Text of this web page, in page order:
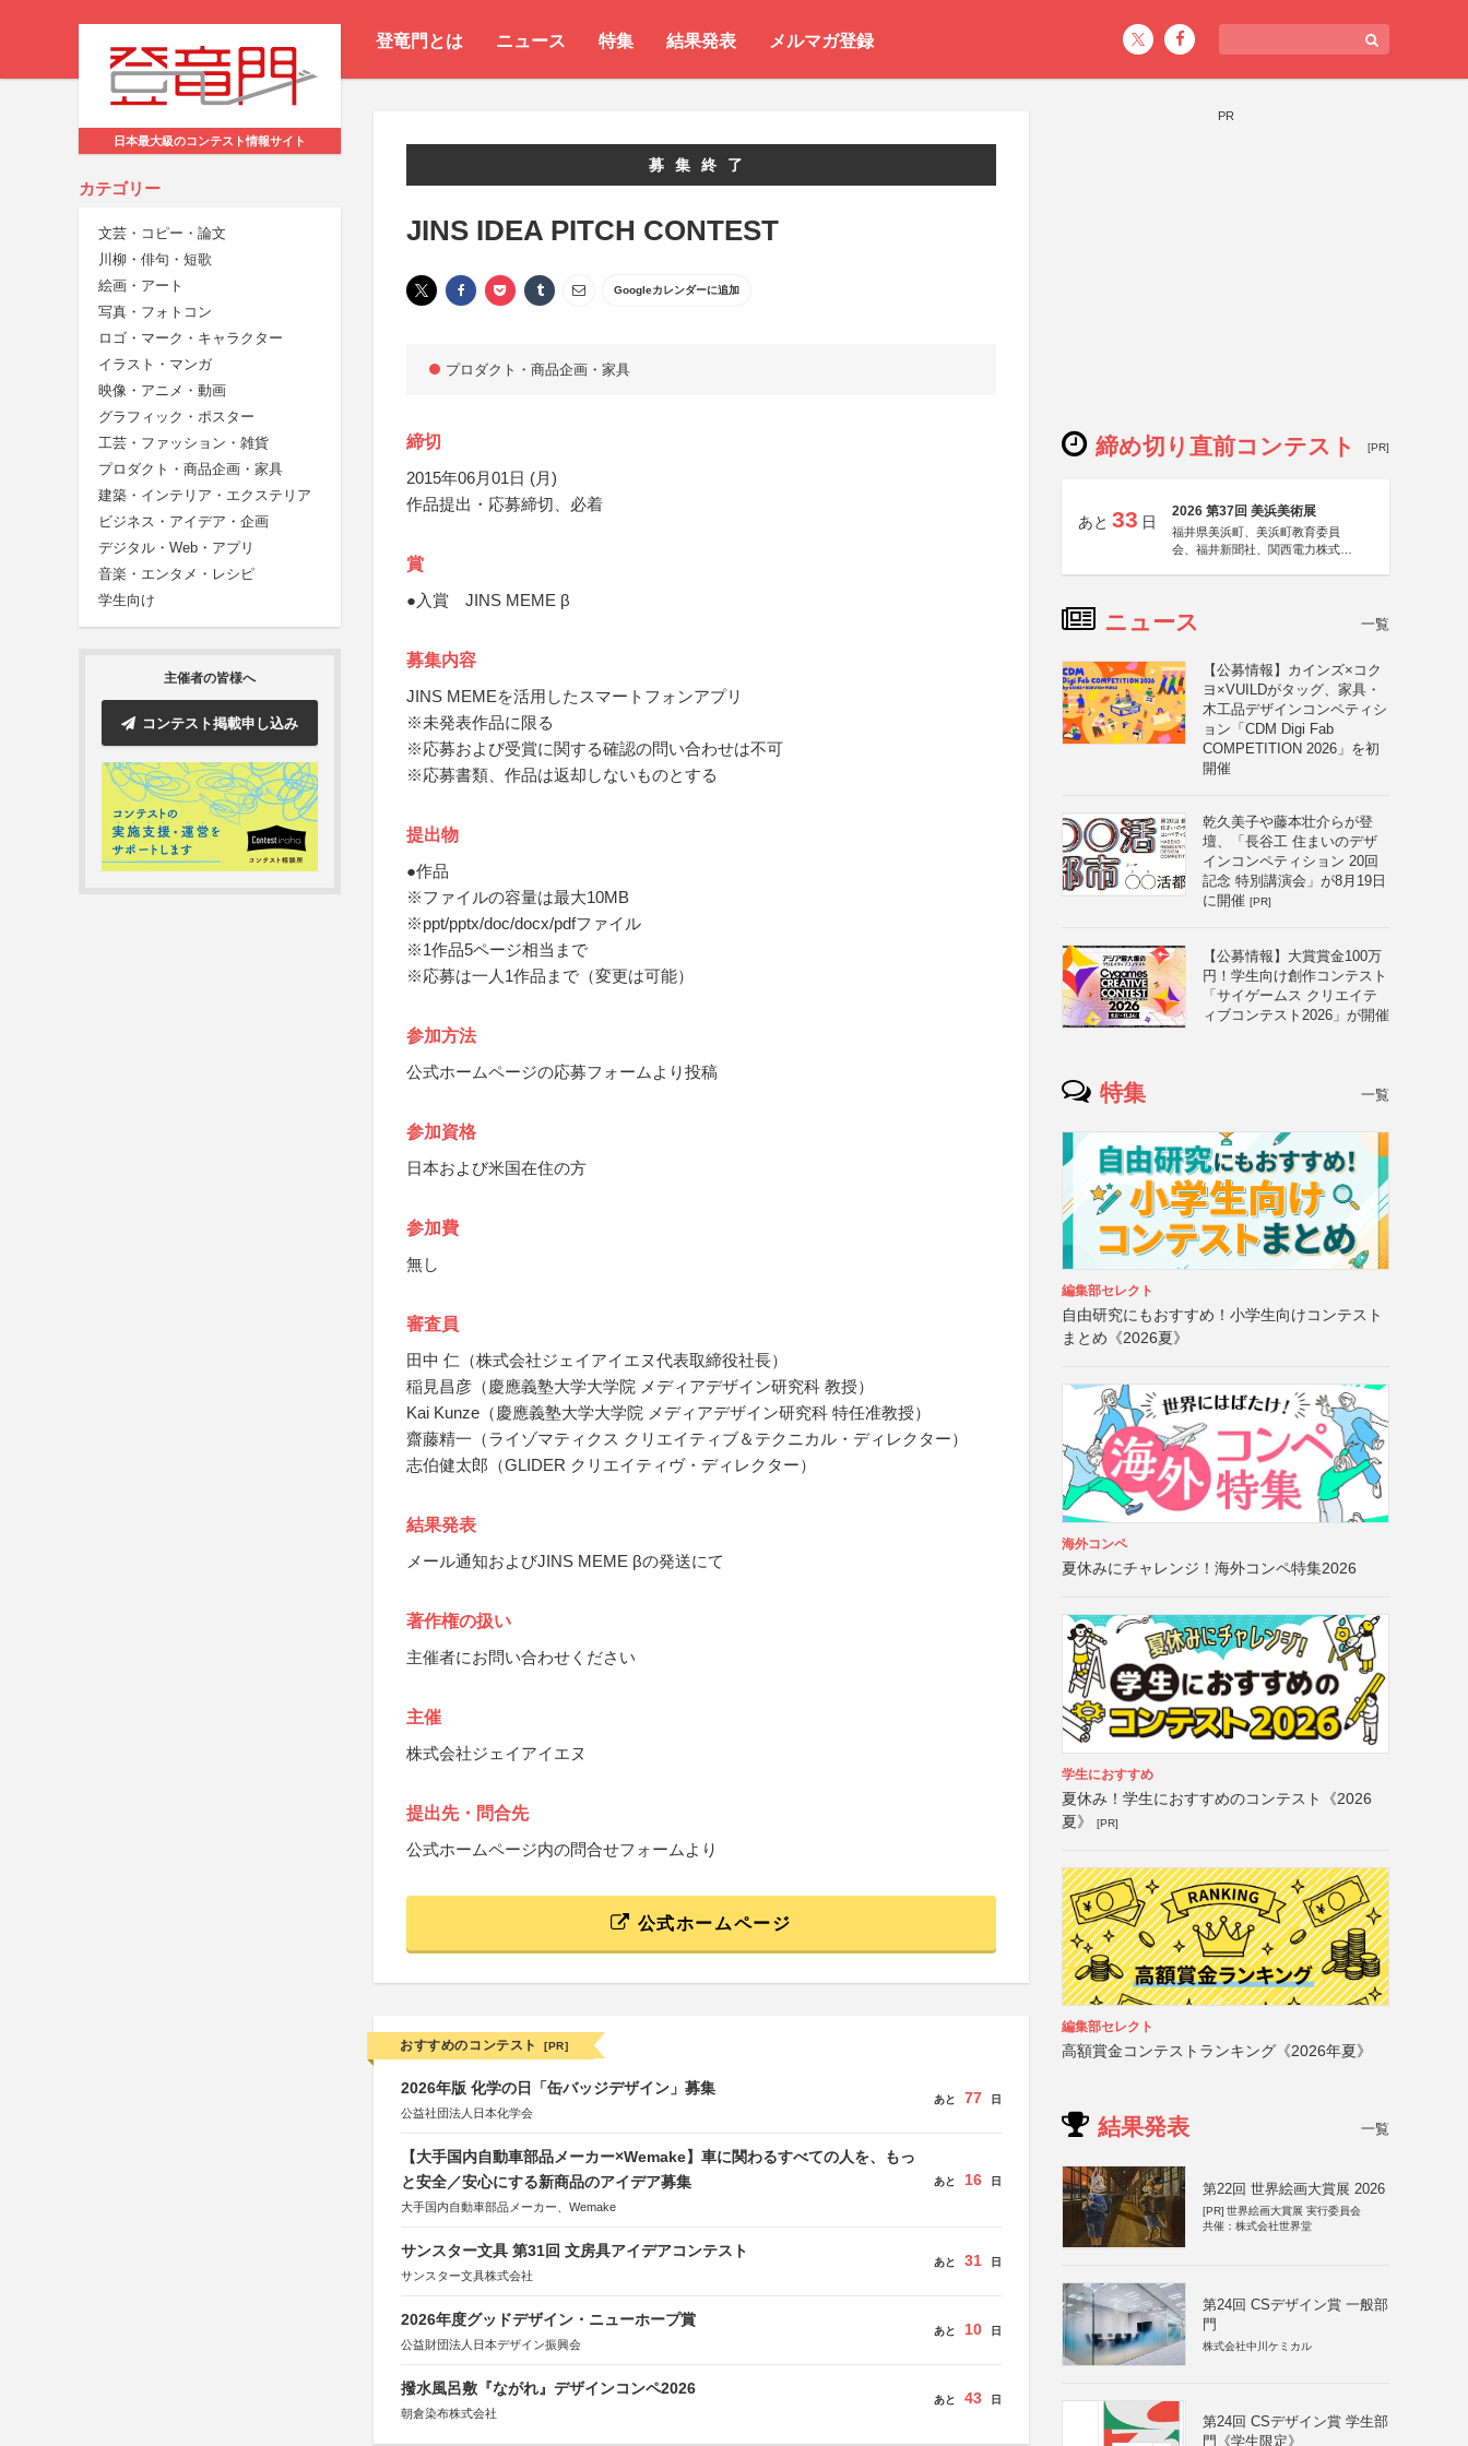
登竜門とは ニュース 特集 結果発表 メルマガ登録
日本最大級のコンテスト情報サイト
カテゴリー
文芸・コピー・論文
川柳・俳句・短歌
絵画・アート
写真・フォトコン
ロゴ・マーク・キャラクター
イラスト・マンガ
映像・アニメ・動画
グラフィック・ポスター
工芸・ファッション・雑貨
プロダクト・商品企画・家具
建築・インテリア・エクステリア
ビジネス・アイデア・企画
デジタル・Web・アプリ
音楽・エンタメ・レシピ
学生向け
主催者の皆様へ
コンテスト掲載申し込み
募集終了
JINS IDEA PITCH CONTEST
Googleカレンダーに追加
プロダクト・商品企画・家具
締切
2015年06月01日 (月)
作品提出・応募締切、必着
賞
●入賞 JINS MEME β
募集内容
JINS MEMEを活用したスマートフォンアプリ
※未発表作品に限る
※応募および受賞に関する確認の問い合わせは不可
※応募書類、作品は返却しないものとする
提出物
●作品
※ファイルの容量は最大10MB
※ppt/pptx/doc/docx/pdfファイル
※1作品5ページ相当まで
※応募は一人1作品まで（変更は可能）
参加方法
公式ホームページの応募フォームより投稿
参加資格
日本および米国在住の方
参加費
無し
審査員
田中 仁（株式会社ジェイアイエヌ代表取締役社長）
稲見昌彦（慶應義塾大学大学院 メディアデザイン研究科 教授）
Kai Kunze（慶應義塾大学大学院 メディアデザイン研究科 特任准教授）
齋藤精一（ライゾマティクス クリエイティブ＆テクニカル・ディレクター）
志伯健太郎（GLIDER クリエイティヴ・ディレクター）
結果発表
メール通知およびJINS MEME βの発送にて
著作権の扱い
主催者にお問い合わせください
主催
株式会社ジェイアイエヌ
提出先・問合先
公式ホームページ内の問合せフォームより
公式ホームページ
おすすめのコンテスト [PR]
2026年版 化学の日「缶バッジデザイン」募集
公益社団法人日本化学会
あと 77 日
【大手国内自動車部品メーカー×Wemake】車に関わるすべての人を、もっ
と安全／安心にする新商品のアイデア募集
大手国内自動車部品メーカー、Wemake
あと 16 日
サンスター文具 第31回 文房具アイデアコンテスト
サンスター文具株式会社
あと 31 日
2026年度グッドデザイン・ニューホープ賞
公益財団法人日本デザイン振興会
あと 10 日
撥水風呂敷『ながれ』デザインコンペ2026
朝倉染布株式会社
あと 43 日
PR
締め切り直前コンテスト [PR]
あと 33 日
2026 第37回 美浜美術展
福井県美浜町、美浜町教育委員
会、福井新聞社、関西電力株式会
ニュース 一覧
【公募情報】カインズ×コク
ヨ×VUILDがタッグ、家具・
木工品デザインコンペティシ
ョン「CDM Digi Fab
COMPETITION 2026」を初
開催
乾久美子や藤本壮介らが登
壇、「長谷工 住まいのデザ
インコンペティション 20回
記念 特別講演会」が8月19日
に開催 [PR]
【公募情報】大賞賞金100万
円！学生向け創作コンテスト
「サイゲームス クリエイテ
ィブコンテスト2026」が開催
特集 一覧
編集部セレクト
自由研究にもおすすめ！小学生向けコンテスト
まとめ《2026夏》
海外コンペ
夏休みにチャレンジ！海外コンペ特集2026
学生におすすめ
夏休み！学生におすすめのコンテスト《2026
夏》
[PR]
編集部セレクト
高額賞金コンテストランキング《2026年夏》
結果発表 一覧
第22回 世界絵画大賞展 2026
[PR] 世界絵画大賞展 実行委員会
共催：株式会社世界堂
第24回 CSデザイン賞 一般部
門
株式会社中川ケミカル
第24回 CSデザイン賞 学生部
門《学生限定》